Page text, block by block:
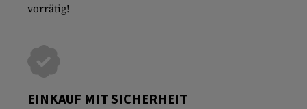
vorrätig!
EINKAUF MIT SICHERHEIT